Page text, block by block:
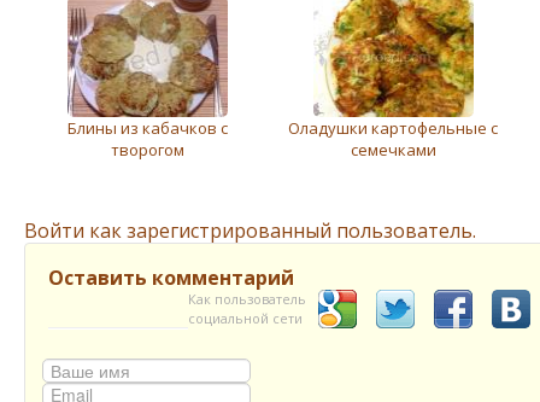
Блины из кабачков с
творогом
Оладушки картофельные с
семечками
Войти как зарегистрированный пользователь.
Оставить комментарий
Как пользователь
социальной сети